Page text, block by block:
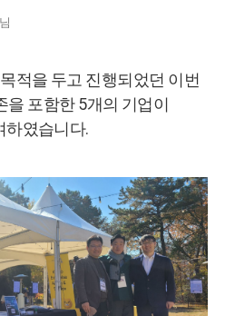
적을 두고 진행되었던 이번
을 포함한 5개의 기업이
하였습니다.